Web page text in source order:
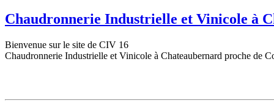
Chaudronnerie Industrielle et Vinicole à
Bienvenue sur le site de CIV 16
Chaudronnerie Industrielle et Vinicole à Chateaubernard proche de